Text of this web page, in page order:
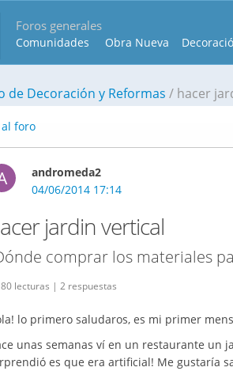
Foros generales
Comunidades Obra Nueva
de Decoración y Reformas hacer
foro
andromeda2
04/06/2014 17:14
jardin vertical
comprar los materiales
lecturas | 2 respuestas
lo primero saludaros, es mi primer
unas semanas ví en un restaurante un
es que era artificial! Me gustaría